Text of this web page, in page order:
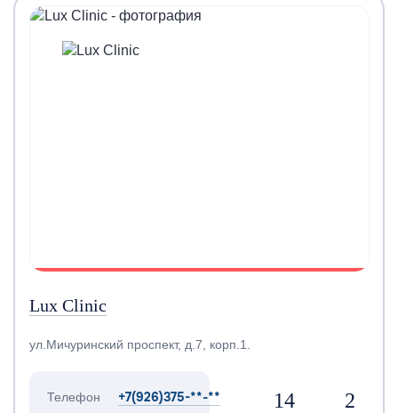
Lux Clinic
ул.Мичуринский проспект, д.7, корп.1.
Телефон +7(926)375-**-** 14 2